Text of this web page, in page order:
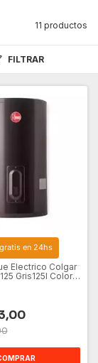
11 productos
FILTRAR
en 24hs
Electrico Colgar
Gris125l Color